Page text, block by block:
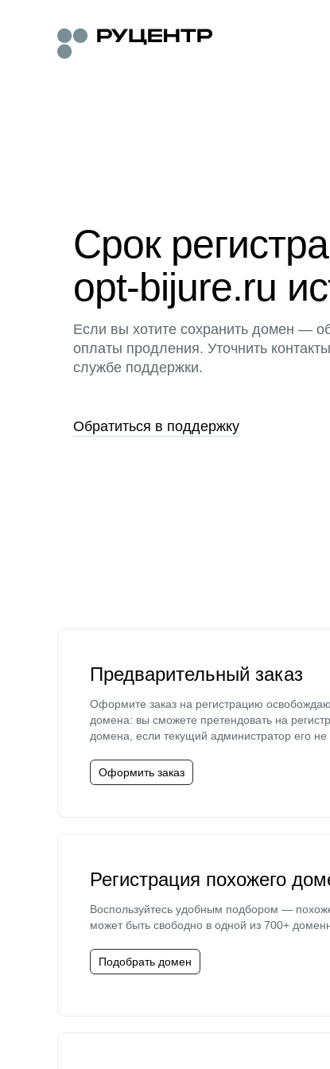
Срок
opt-bijure.ru
Если вы хотите сохранить домен —
оплаты продления. Уточнить
службе поддержки.
Обратиться в поддержку
Предварительный заказ
Оформите заказ на регистрацию
домена: вы сможете претендовать на
домена, если текущий администратор его не
Оформить заказ
Регистрация похожего
Воспользуйтесь удобным подбором —
может быть свободно в одной из 700+
Подобрать домен